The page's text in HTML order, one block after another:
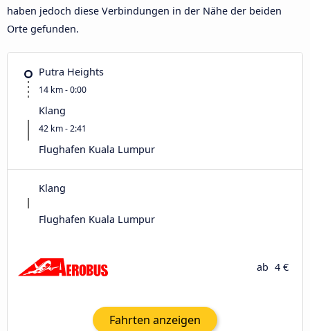
haben jedoch diese Verbindungen in der Nähe der beiden
Orte gefunden.
Putra Heights
14 km - 0:00
Klang
42 km - 2:41
Flughafen Kuala Lumpur
Klang
Flughafen Kuala Lumpur
ab 4 €
Fahrten anzeigen